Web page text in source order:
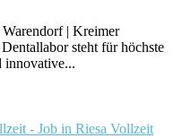
| Kreimer
steht für höchste
innovative...
- Job in Riesa Vollzeit